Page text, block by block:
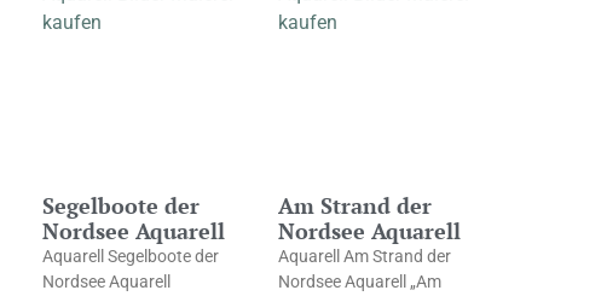
Segelboote der
Nordsee Aquarell
Aquarell Segelboote der
Nordsee Aquarell
Am Strand der
Nordsee Aquarell
Aquarell Am Strand der
Nordsee Aquarell „Am